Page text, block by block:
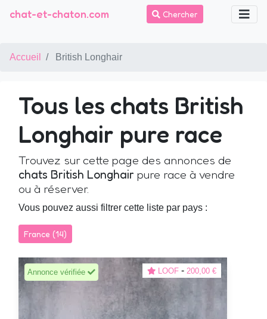
chat-et-chaton.com Chercher
Accueil British Longhair
Tous les chats British
Longhair pure race
Trouvez sur cette page des annonces de
chats British Longhair pure race à vendre
ou à réserver.
Vous pouvez aussi filtrer cette liste par pays :
France (14)
Annonce vérifiée LOOF - 200,00 €